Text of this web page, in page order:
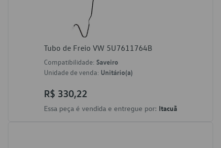
Tubo de Freio VW 5U7611764B
Compatibilidade: Saveiro
Unidade de venda: Unitário(a)
R$ 330,22
Essa peça é vendida e entregue por: Itacuã